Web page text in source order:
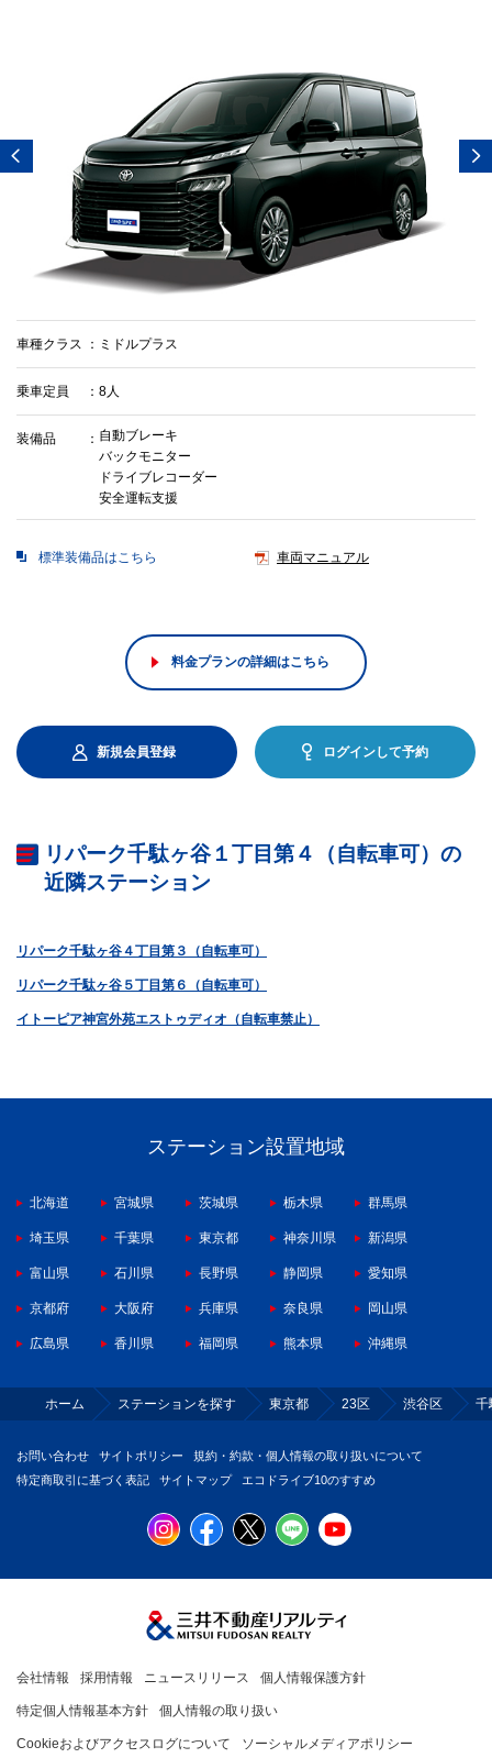
車種クラス ミドルプラス
乗車定員 8人
装備品
自動ブレーキ
バックモニター
ドライブレコーダー
安全運転支援
標準装備品はこちら 車両マニュアル
料金プランの詳細はこちら
新規会員登録 ログインして予約
リパーク千駄ヶ谷１丁目第４（自転車可）の
近隣ステーション
リパーク千駄ヶ谷４丁目第３（自転車可）
リパーク千駄ヶ谷５丁目第６（自転車可）
イトーピア神宮外苑エストゥディオ（自転車禁止）
ステーション設置地域
北海道 宮城県 茨城県 栃木県 群馬県
埼玉県 千葉県 東京都 神奈川県 新潟県
富山県 石川県 長野県 静岡県 愛知県
京都府 大阪府 兵庫県 奈良県 岡山県
広島県 香川県 福岡県 熊本県 沖縄県
ホーム ステーションを探す 東京都 23区 渋谷区 千
お問い合わせ サイトポリシー
規約・約款・個人情報の取り扱いについて
特定商取引に基づく表記
サイトマップ エコドライブ10のすすめ
会社情報 採用情報 ニュースリリース 個人情報保護方針
特定個人情報基本方針 個人情報の取り扱い
Cookieおよびアクセスログについて ソーシャルメディアポリシー